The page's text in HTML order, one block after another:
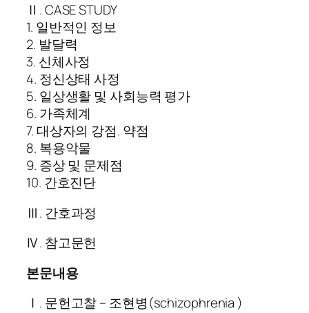
Ⅱ. CASE STUDY
1. 일반적인 정보
2. 발달력
3. 신체사정
4. 정신상태 사정
5. 일상생활 및 사회능력 평가
6. 가족체계
7. 대상자의 강점. 약점
8. 복용악물
9. 증상 및 문제점
10. 간호진단
Ⅲ. 간호과정
Ⅳ. 참고문헌
본문내용
Ⅰ. 문헌고찰 – 조현병(schizophrenia )